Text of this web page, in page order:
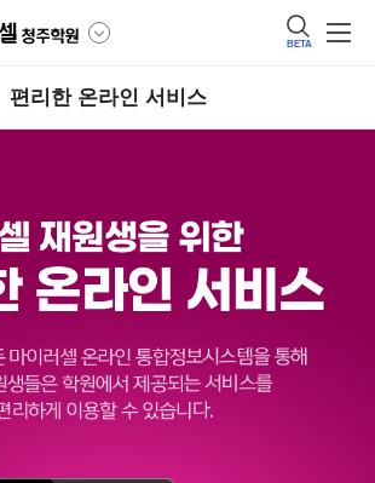
BETA
편리한 온라인 서비스